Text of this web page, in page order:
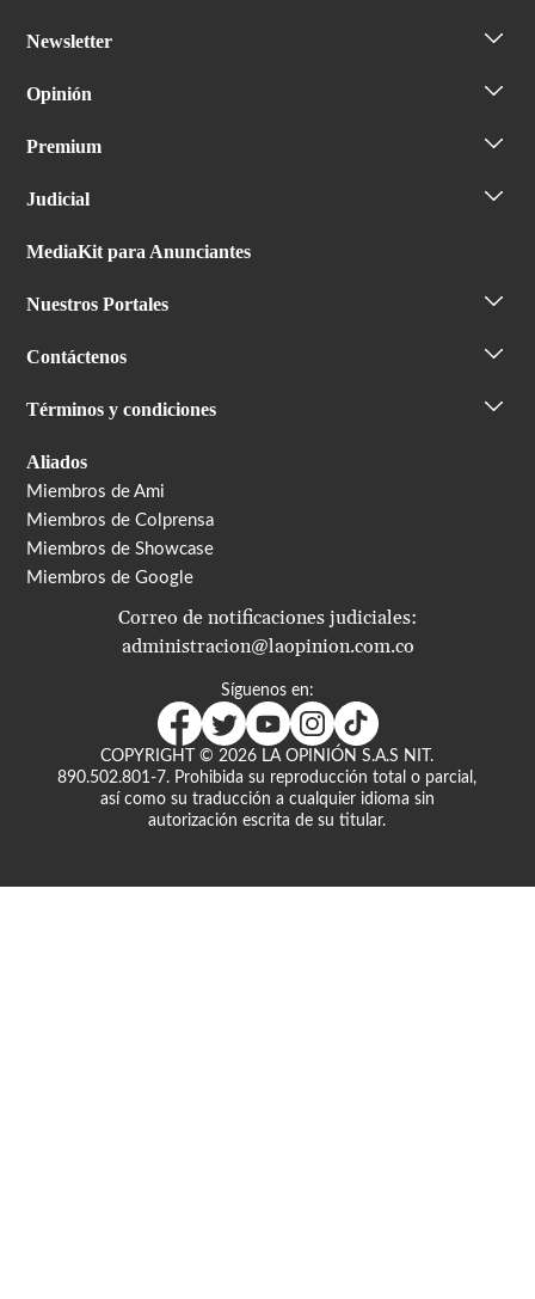
Newsletter
Opinión
Premium
Judicial
MediaKit para Anunciantes
Nuestros Portales
Contáctenos
Términos y condiciones
Aliados
Miembros de Ami
Miembros de Colprensa
Miembros de Showcase
Miembros de Google
Correo de notificaciones judiciales:
administracion@laopinion.com.co
Síguenos en:
COPYRIGHT © 2026 LA OPINIÓN S.A.S NIT.
890.502.801-7. Prohibida su reproducción total o parcial,
así como su traducción a cualquier idioma sin
autorización escrita de su titular.